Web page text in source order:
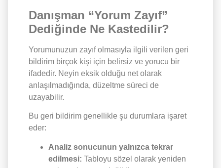
Danışman “Yorum Zayıf”
Dediğinde Ne Kastedilir?
Yorumunuzun zayıf olmasıyla ilgili verilen geri
bildirim birçok kişi için belirsiz ve yorucu bir
ifadedir. Neyin eksik olduğu net olarak
anlaşılmadığında, düzeltme süreci de
uzayabilir.
Bu geri bildirim genellikle şu durumlara işaret
eder:
Analiz sonucunun yalnızca tekrar
edilmesi: Tabloyu sözel olarak yeniden